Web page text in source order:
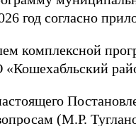
год согласно
комплексной
(М.Р.